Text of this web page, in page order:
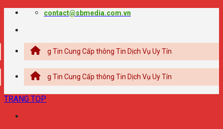
Chuyển
contact@sbmedia.com.vn
Thông Tin Cung Cấp thông Tin Dịch Vụ Uy Tín
Thông Tin Cung Cấp thông Tin Dịch Vụ Uy Tín
TRANG TOP